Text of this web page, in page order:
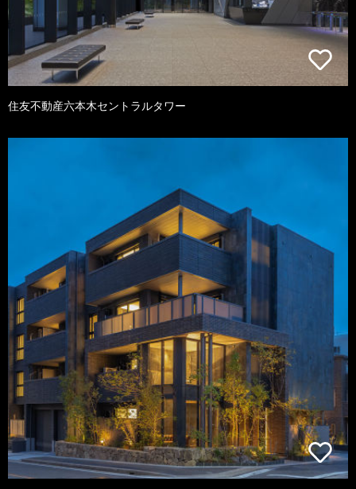
住友不動産六本木セントラルタワー